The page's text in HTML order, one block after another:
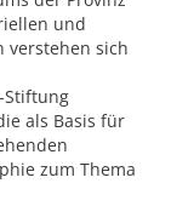
und
verstehen sich
Stiftung
als Basis für
zum Thema